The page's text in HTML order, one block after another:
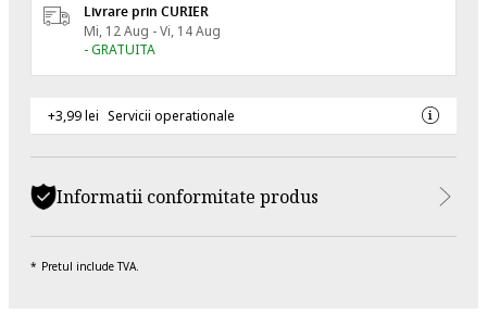
Livrare prin CURIER
Mi, 12 Aug - Vi, 14 Aug
- GRATUITA
+3,99 lei Servicii operationale
Informatii conformitate produs
Pretul include TVA.